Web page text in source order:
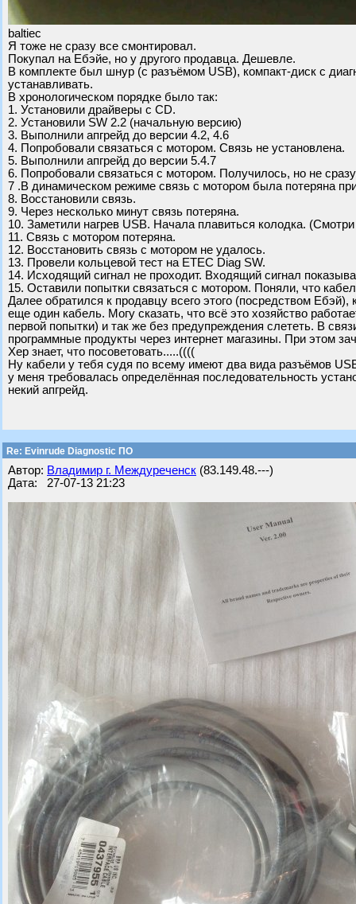
baltiec
Я тоже не сразу все смонтировал.
Покупал на Ебэйе, но у другого продавца. Дешевле.
В комплекте был шнур (с разъёмом USB), компакт-диск с
устанавливать.
В хронологическом порядке было так:
1. Установили драйверы с CD.
2. Установили SW 2.2 (начальную версию)
3. Выполнили апгрейд до версии 4.2, 4.6
4. Попробовали связаться с мотором. Связь не установлена.
5. Выполнили апгрейд до версии 5.4.7
6. Попробовали связаться с мотором. Получилось, но не
7 .В динамическом режиме связь с мотором была потеряна
8. Восстановили связь.
9. Через несколько минут связь потеряна.
10. Заметили нагрев USB. Начала плавиться колодка.
11. Связь с мотором потеряна.
12. Восстановить связь с мотором не удалось.
13. Провели кольцевой тест на ETEC Diag SW.
14. Исходящий сигнал не проходит. Входящий сигнал
15. Оставили попытки связаться с мотором. Поняли, что
Далее обратился к продавцу всего этого (посредством
еще один кабель. Могу сказать, что всё это хозяйство
первой попытки) и так же без предупреждения слететь. В
программные продукты через интернет магазины. При этом
Хер знает, что посоветовать.....((((
Ну кабели у тебя судя по всему имеют два вида разъёмов
у меня требовалась определённая последовательность
некий апгрейд.
Re: Evinrude Diagnostic ПО
Автор: Владимир г. Междуреченск (83.149.48.---)
Дата: 27-07-13 21:23